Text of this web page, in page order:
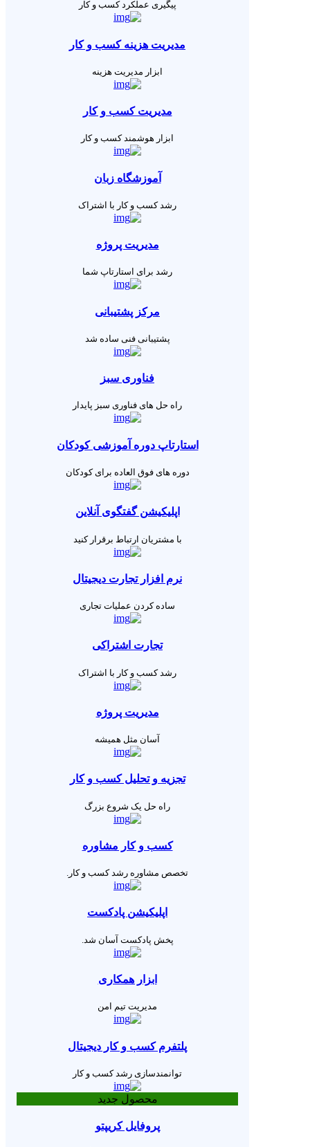
پیگیری عملکرد کسب و کار
مدیریت هزینه کسب و کار
ابزار مدیریت هزینه
مدیریت کسب و کار
ابزار هوشمند کسب و کار
آموزشگاه زبان
رشد کسب و کار با اشتراک
مدیریت پروژه
رشد برای استارتاپ شما
مرکز پشتیبانی
پشتیبانی فنی ساده شد
فناوری سبز
راه حل های فناوری سبز پایدار
استارتاپ دوره آموزشی کودکان
دوره های فوق العاده برای کودکان
اپلیکیشن گفتگوی آنلاین
با مشتریان ارتباط برقرار کنید
نرم افزار تجارت دیجیتال
ساده کردن عملیات تجاری
تجارت اشتراکی
رشد کسب و کار با اشتراک
مدیریت پروژه
آسان مثل همیشه
تجزیه و تحلیل کسب و کار
راه حل یک شروع بزرگ
کسب و کار مشاوره
تخصص مشاوره رشد کسب و کار.
اپلیکیشن پادکست
پخش پادکست آسان شد.
ابزار همکاری
مدیریت تیم امن
پلتفرم کسب و کار دیجیتال
توانمندسازی رشد کسب و کار
محصول جدید
پروفایل کریپتو